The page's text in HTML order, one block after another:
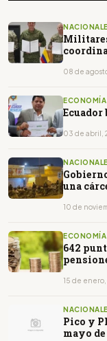
08 de
ECONOMÍA
03 de abril,
una
10 de
ECONOMÍA
642
15 de
Pico y
mayo